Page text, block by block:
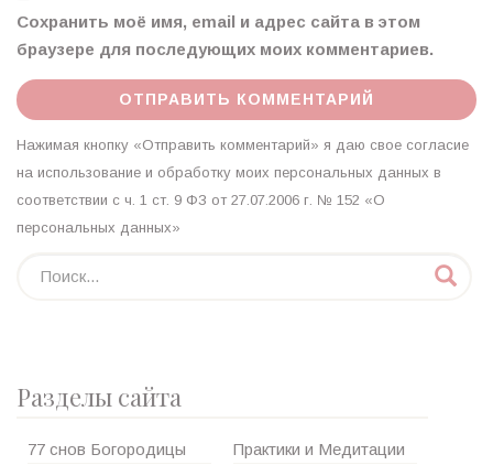
Сохранить моё имя, email и адрес сайта в этом
браузере для последующих моих комментариев.
Нажимая кнопку «Отправить комментарий» я даю свое согласие
на использование и обработку моих персональных данных в
соответствии с ч. 1 ст. 9 ФЗ от 27.07.2006 г. № 152 «О
персональных данных»
Разделы сайта
77 снов Богородицы Практики и Медитации